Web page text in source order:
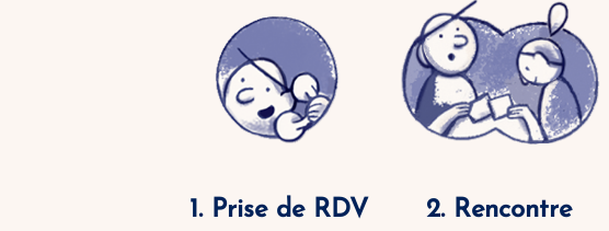
1. Prise de RDV 2. Rencontre